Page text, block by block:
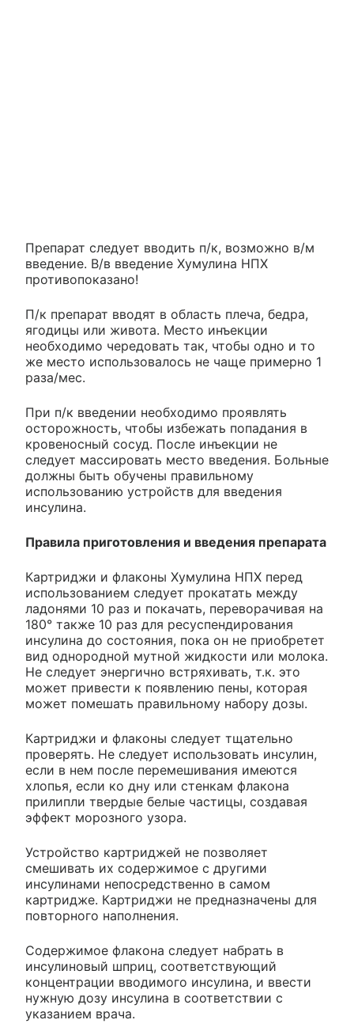
Препарат следует вводить п/к, возможно в/м
введение. В/в введение Хумулина НПХ
противопоказано!
П/к препарат вводят в область плеча, бедра,
ягодицы или живота. Место инъекции
необходимо чередовать так, чтобы одно и то
же место использовалось не чаще примерно 1
раза/мес.
При п/к введении необходимо проявлять
осторожность, чтобы избежать попадания в
кровеносный сосуд. После инъекции не
следует массировать место введения. Больные
должны быть обучены правильному
использованию устройств для введения
инсулина.
Правила приготовления и введения препарата
Картриджи и флаконы Хумулина НПХ перед
использованием следует прокатать между
ладонями 10 раз и покачать, переворачивая на
180° также 10 раз для ресуспендирования
инсулина до состояния, пока он не приобретет
вид однородной мутной жидкости или молока.
Не следует энергично встряхивать, т.к. это
может привести к появлению пены, которая
может помешать правильному набору дозы.
Картриджи и флаконы следует тщательно
проверять. Не следует использовать инсулин,
если в нем после перемешивания имеются
хлопья, если ко дну или стенкам флакона
прилипли твердые белые частицы, создавая
эффект морозного узора.
Устройство картриджей не позволяет
смешивать их содержимое с другими
инсулинами непосредственно в самом
картридже. Картриджи не предназначены для
повторного наполнения.
Содержимое флакона следует набрать в
инсулиновый шприц, соответствующий
концентрации вводимого инсулина, и ввести
нужную дозу инсулина в соответствии с
указанием врача.